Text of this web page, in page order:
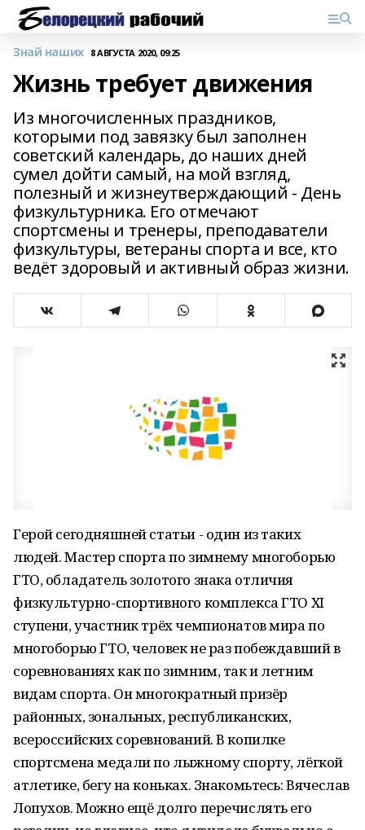
Знай наших 8 АВГУСТА 2020, 09:25
Жизнь требует движения
Из многочисленных праздников,
которыми под завязку был заполнен
советский календарь, до наших дней
сумел дойти самый, на мой взгляд,
полезный и жизнеутверждающий - День
физкультурника. Его отмечают
спортсмены и тренеры, преподаватели
физкультуры, ветераны спорта и все, кто
ведёт здоровый и активный образ жизни.
Герой сегодняшней статьи - один из таких
людей. Мастер спорта по зимнему многоборью
ГТО, обладатель золотого знака отличия
физкультурно-спортивного комплекса ГТО ХI
ступени, участник трёх чемпионатов мира по
многоборью ГТО, человек не раз побеждавший в
соревнованиях как по зимним, так и летним
видам спорта. Он многократный призёр
районных, зональных, республиканских,
всероссийских соревнований. В копилке
спортсмена медали по лыжному спорту, лёгкой
атлетике, бегу на коньках. Знакомьтесь: Вячеслав
Лопухов. Можно ещё долго перечислять его